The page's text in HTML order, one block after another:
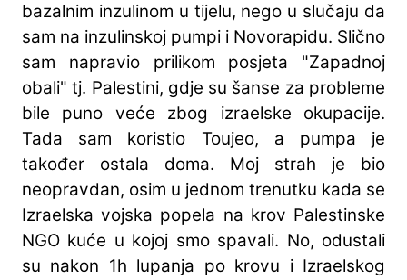
bazalnim inzulinom u tijelu, nego u slučaju da
sam na inzulinskoj pumpi i Novorapidu. Slično
sam napravio prilikom posjeta "Zapadnoj
obali" tj. Palestini, gdje su šanse za probleme
bile puno veće zbog izraelske okupacije.
Tada sam koristio Toujeo, a pumpa je
također ostala doma. Moj strah je bio
neopravdan, osim u jednom trenutku kada se
Izraelska vojska popela na krov Palestinske
NGO kuće u kojoj smo spavali. No, odustali
su nakon 1h lupanja po krovu i Izraelskog